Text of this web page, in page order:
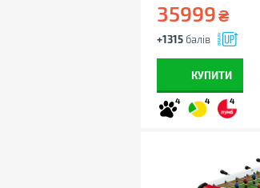
35999₴
+1315 балів
КУПИТИ
4 4 4